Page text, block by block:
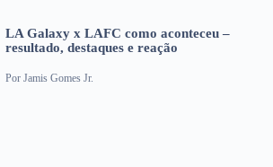
LA Galaxy x LAFC como aconteceu –
resultado, destaques e reação
Por Jamis Gomes Jr.